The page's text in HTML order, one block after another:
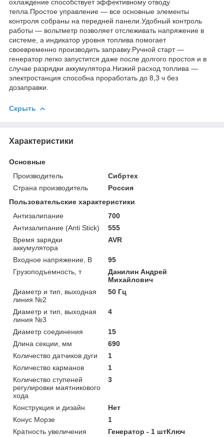
охлаждение способствует эффективному отводу
тепла.Простое управление — все основные элементы
контроля собраны на передней панели.Удобный контроль
работы — вольтметр позволяет отслеживать напряжение в
системе, а индикатор уровня топлива помогает
своевременно производить заправку.Ручной старт —
генератор легко запустится даже после долгого простоя и в
случае разрядки аккумулятора.Низкий расход топлива —
электростанция способна проработать до 8,3 ч без
дозаправки.
Скрыть
Характеристики
Основные
Производитель
Сибртех
Страна производитель
Россия
Пользовательские характеристики
Антизалипание
700
Антизалипание (Anti Stick)
555
Время зарядки
аккумулятора
AVR
Входное напряжение, В
95
Грузоподъемность, т
Данилин Андрей
Михайлович
Диаметр и тип, выходная
линия №2
50 Гц
Диаметр и тип, выходная
линия №3
4
Диаметр соединения
15
Длина секции, мм
690
Количество датчиков дуги
1
Количество карманов
1
Количество ступеней
регулировки маятникового
хода
3
Конструкция и дизайн
Нет
Конус Морзе
1
Кратность увеличения
Генератор - 1 штКлюч